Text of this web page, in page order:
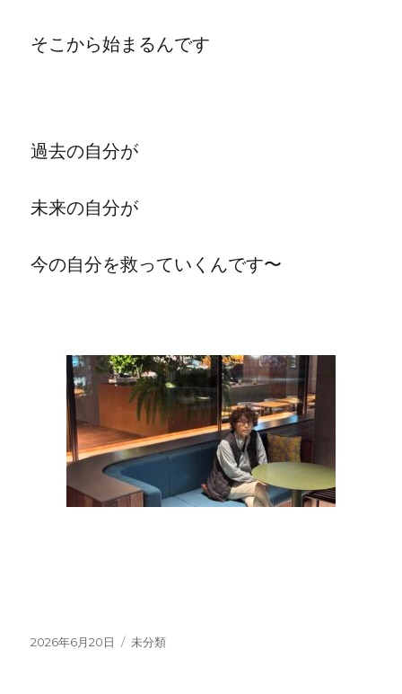
そこから始まるんです
過去の自分が
未来の自分が
今の自分を救っていくんです〜
投
2026年6月20日
カ
未分類